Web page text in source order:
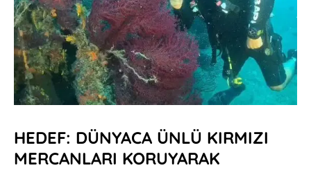
HEDEF: DÜNYACA ÜNLÜ KIRMIZI
MERCANLARI KORUYARAK